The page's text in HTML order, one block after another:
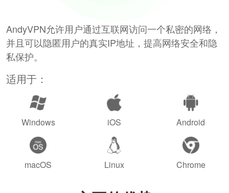
AndyVPN允许用户通过互联网访问一个私密的网络，
并且可以隐匿用户的真实IP地址，提高网络安全和隐
私保护。
适用于：
Windows iOS Android
macOS Linux Chrome